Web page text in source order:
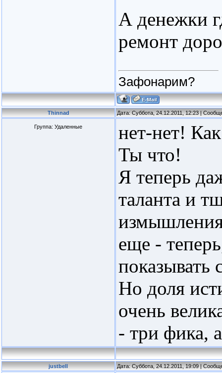
А денежки
ремонт
Зафонарим?
Thinnad Дата: Суббота, 24.12.2011, 12:23 |
Группа: Удаленные
нет-нет!
Ты что!
Я теперь
таланта и
еще -
показывать
Но доля
очень
- три фика,
justbell Дата: Суббота, 24.12.2011, 19:09 |